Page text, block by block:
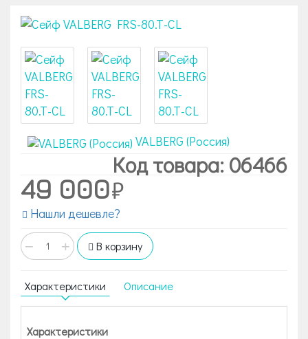
VALBERG (Россия)
Код товара: 06466
49 000
Нашли дешевле?
− + В корзину
Характеристики Описание
Характеристики